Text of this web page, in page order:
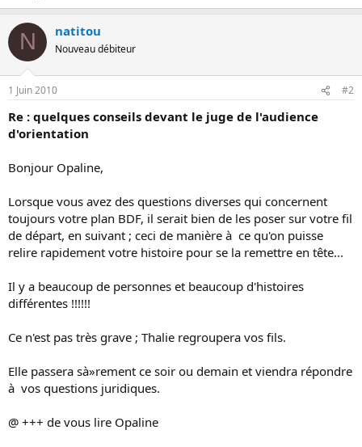
N natitou
Nouveau débiteur
1 Juin 2010 #2
Re : quelques conseils devant le juge de l'audience
d'orientation
Bonjour Opaline,
Lorsque vous avez des questions diverses qui concernent
toujours votre plan BDF, il serait bien de les poser sur votre fil
de départ, en suivant ; ceci de manière à ce qu'on puisse
relire rapidement votre histoire pour se la remettre en tête...
Il y a beaucoup de personnes et beaucoup d'histoires
différentes !!!!!!
Ce n'est pas très grave ; Thalie regroupera vos fils.
Elle passera sà»rement ce soir ou demain et viendra répondre
à vos questions juridiques.
@ +++ de vous lire Opaline